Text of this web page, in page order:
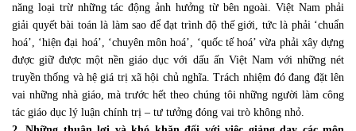
năng loại trừ những tác động ảnh hưởng từ bên ngoài. Việt Nam phải
giải quyết bài toán là làm sao để đạt trình độ thế giới, tức là phải ‘chuẩn
hoá’, ‘hiện đại hoá’, ‘chuyên môn hoá’, ‘quốc tế hoá’ vừa phải xây dựng
được giữ được một nền giáo dục với dấu ấn Việt Nam với những nét
truyền thống và hệ giá trị xã hội chủ nghĩa. Trách nhiệm đó đang đặt lên
vai những nhà giáo, mà trước hết theo chúng tôi những người làm công
tác giáo dục lý luận chính trị – tư tưởng đóng vai trò không nhỏ.